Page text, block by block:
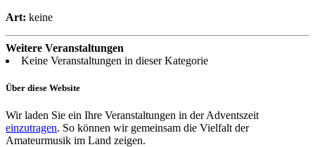
Art: keine
Weitere Veranstaltungen
Keine Veranstaltungen in dieser Kategorie
Über diese Website
Wir laden Sie ein Ihre Veranstaltungen in der Adventszeit
einzutragen. So können wir gemeinsam die Vielfalt der
Amateurmusik im Land zeigen.